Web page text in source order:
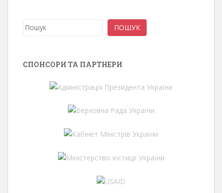
Пошук ПОШУК
СПОНСОРИ ТА ПАРТНЕРИ